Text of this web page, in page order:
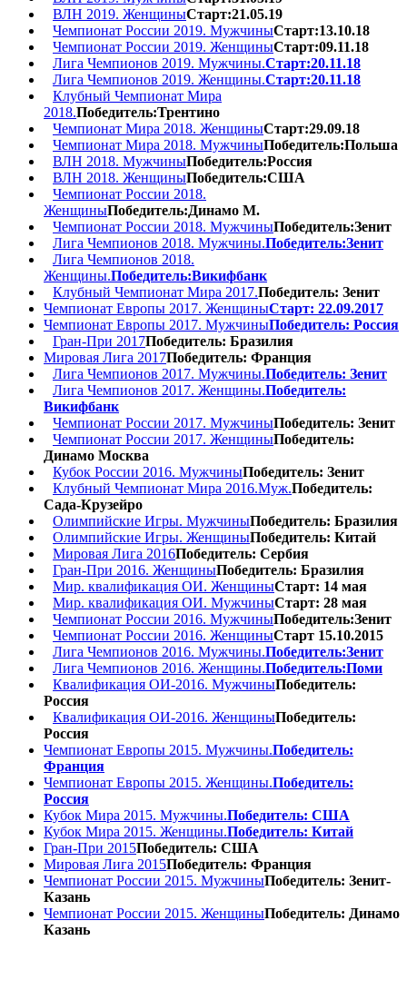
ВЛН 2019. ЖенщиныСтарт:21.05.19
Чемпионат России 2019. МужчиныСтарт:13.10.18
Чемпионат России 2019. ЖенщиныСтарт:09.11.18
Лига Чемпионов 2019. Мужчины.Старт:20.11.18
Лига Чемпионов 2019. Женщины.Старт:20.11.18
Клубный Чемпионат Мира
2018.Победитель:Трентино
Чемпионат Мира 2018. ЖенщиныСтарт:29.09.18
Чемпионат Мира 2018. МужчиныПобедитель:Польша
ВЛН 2018. МужчиныПобедитель:Россия
ВЛН 2018. ЖенщиныПобедитель:США
Чемпионат России 2018.
ЖенщиныПобедитель:Динамо М.
Чемпионат России 2018. МужчиныПобедитель:Зенит
Лига Чемпионов 2018. Мужчины.Победитель:Зенит
Лига Чемпионов 2018.
Женщины.Победитель:Викифбанк
Клубный Чемпионат Мира 2017.Победитель: Зенит
Чемпионат Европы 2017. ЖенщиныСтарт: 22.09.2017
Чемпионат Европы 2017. МужчиныПобедитель: Россия
Гран-При 2017Победитель: Бразилия
Мировая Лига 2017Победитель: Франция
Лига Чемпионов 2017. Мужчины.Победитель: Зенит
Лига Чемпионов 2017. Женщины.Победитель:
Викифбанк
Чемпионат России 2017. МужчиныПобедитель: Зенит
Чемпионат России 2017. ЖенщиныПобедитель:
Динамо Москва
Кубок России 2016. МужчиныПобедитель: Зенит
Клубный Чемпионат Мира 2016.Муж.Победитель:
Сада-Крузейро
Олимпийские Игры. МужчиныПобедитель: Бразилия
Олимпийские Игры. ЖенщиныПобедитель: Китай
Мировая Лига 2016Победитель: Сербия
Гран-При 2016. ЖенщиныПобедитель: Бразилия
Мир. квалификация ОИ. ЖенщиныСтарт: 14 мая
Мир. квалификация ОИ. МужчиныСтарт: 28 мая
Чемпионат России 2016. МужчиныПобедитель:Зенит
Чемпионат России 2016. ЖенщиныСтарт 15.10.2015
Лига Чемпионов 2016. Мужчины.Победитель:Зенит
Лига Чемпионов 2016. Женщины.Победитель:Поми
Квалификация ОИ-2016. МужчиныПобедитель:
Россия
Квалификация ОИ-2016. ЖенщиныПобедитель:
Россия
Чемпионат Европы 2015. Мужчины.Победитель:
Франция
Чемпионат Европы 2015. Женщины.Победитель:
Россия
Кубок Мира 2015. Мужчины.Победитель: США
Кубок Мира 2015. Женщины.Победитель: Китай
Гран-При 2015Победитель: США
Мировая Лига 2015Победитель: Франция
Чемпионат России 2015. МужчиныПобедитель: Зенит-
Казань
Чемпионат России 2015. ЖенщиныПобедитель: Динамо
Казань